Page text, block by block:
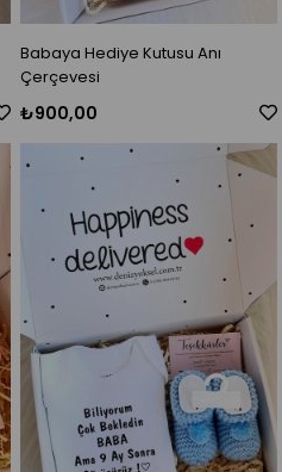
Babaya Hediye Kutusu Anı
Çerçevesi
₺900,00